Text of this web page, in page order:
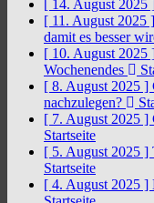
[ 14. August 2025
[ 11. August 2025 ]
damit es besser
[ 10. August 2025
Wochenendes
[ 8. August 2025 ]
nachzulegen?
[ 7. August 2025 ]
Startseite
[ 5. August 2025 ]
Startseite
[ 4. August 2025 ]